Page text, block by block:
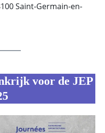
Saint-Germain-en-
voor de JEP